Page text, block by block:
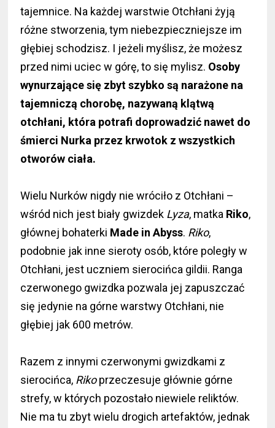
tajemnice. Na każdej warstwie Otchłani żyją
różne stworzenia, tym niebezpieczniejsze im
głębiej schodzisz. I jeżeli myślisz, że możesz
przed nimi uciec w górę, to się mylisz. Osoby
wynurzające się zbyt szybko są narażone na
tajemniczą chorobę, nazywaną klątwą
otchłani, która potrafi doprowadzić nawet do
śmierci Nurka przez krwotok z wszystkich
otworów ciała.
Wielu Nurków nigdy nie wróciło z Otchłani –
wśród nich jest biały gwizdek Lyza, matka Riko,
głównej bohaterki Made in Abyss. Riko,
podobnie jak inne sieroty osób, które poległy w
Otchłani, jest uczniem sierocińca gildii. Ranga
czerwonego gwizdka pozwala jej zapuszczać
się jedynie na górne warstwy Otchłani, nie
głębiej jak 600 metrów.
Razem z innymi czerwonymi gwizdkami z
sierocińca, Rikoprzeczesuje głównie górne
strefy, w których pozostało niewiele reliktów.
Nie ma tu zbyt wielu drogich artefaktów, jednak